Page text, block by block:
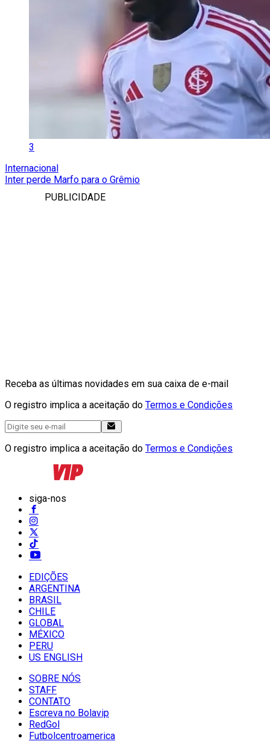
3
Internacional
Inter perde Marfo para o Grêmio
PUBLICIDADE
Receba as últimas novidades em sua caixa de e-mail
O registro implica a aceitação do Termos e Condições
O registro implica a aceitação do Termos e Condições
siga-nos
EDIÇÕES
ARGENTINA
BRASIL
CHILE
GLOBAL
MÉXICO
PERU
US ENGLISH
SOBRE NÓS
STAFF
CONTATO
Escreva no Bolavip
RedGol
Futbolcentroamerica